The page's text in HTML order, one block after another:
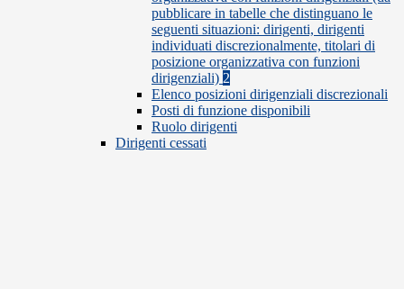
pubblicare in tabelle che distinguano le
seguenti situazioni: dirigenti, dirigenti
individuati discrezionalmente, titolari di
posizione organizzativa con funzioni
dirigenziali) 2
Elenco posizioni dirigenziali discrezionali
Posti di funzione disponibili
Ruolo dirigenti
Dirigenti cessati